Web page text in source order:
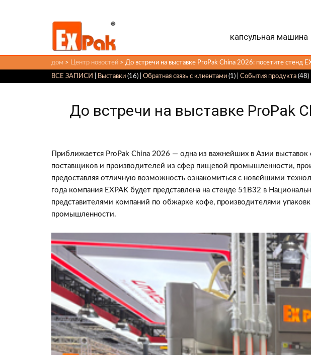
капсульная машина
дом > Центр новостей > До встречи на выставке ProPak China 2026: посетите стенд
ВСЕ ЗАПИСИ
Выставки (16) | Обратная связь с клиентами (1) | События продукта (48)
До встречи на выставке ProPak
Приближается ProPak China 2026 — одна из важнейших в Азии
поставщиков и производителей из сфер пищевой промышленности,
предоставляя отличную возможность ознакомиться с новейшими
года компания EXPAK будет представлена ​​на стенде 51B32 в
представителями компаний по обжарке кофе, производителями
промышленности.